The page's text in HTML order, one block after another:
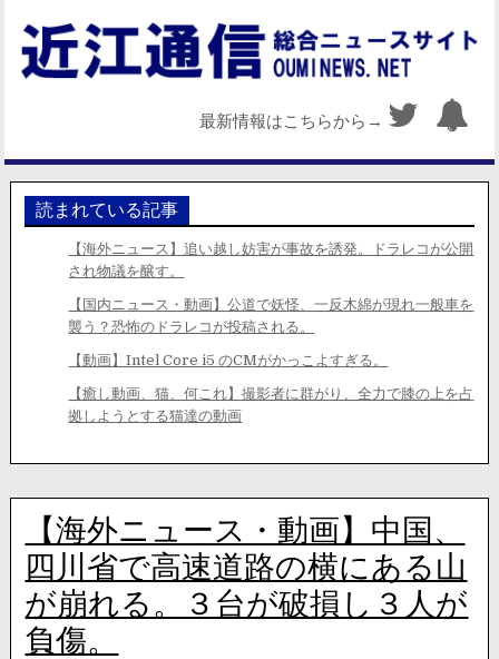
最新情報はこちらから→
読まれている記事
【海外ニュース】追い越し妨害が事故を誘発。ドラレコが公開
され物議を醸す。
【国内ニュース・動画】公道で妖怪、一反木綿が現れ一般車を
襲う？恐怖のドラレコが投稿される。
【動画】Intel Core i5 のCMがかっこよすぎる。
【癒し動画、猫、何これ】撮影者に群がり、全力で膝の上を占
拠しようとする猫達の動画
【海外ニュース・動画】中国、
四川省で高速道路の横にある山
が崩れる。３台が破損し３人が
負傷。